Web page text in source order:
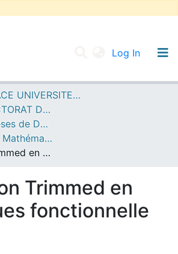
Log In
D.L SIDI BEL ABBES
--> DSPACE UNIVERSITE DJILALLI LIABES DE SIDI BEL ABBES
A--> VICE-RECTORAT DE LA POST-GRADUATION
1- [ VRPG] Thèses de Doctorat
- [ VRPG-Doc] Mathématiques --- رياضيات
Régression Trimmed en statistiques fonctionnelle
Trimmed en
fonctionnelle